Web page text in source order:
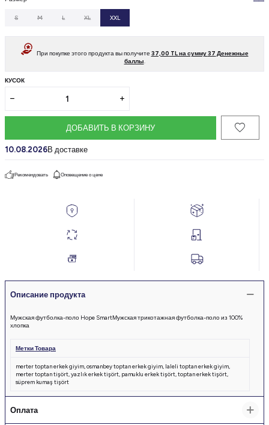
S M L XL XXL
При покупке этого продукта вы получите 37,00 TL на сумму37 Денежные
баллы
КУСОК
ДОБАВИТЬ В КОРЗИНУ
10.08.2026В доставке
Рекомендовать Оповещение о цене
Описание продукта
Мужская футболка-поло Hope SmartМужская трикотажная футболка-поло из 100%
хлопка
Метки Товара
merter toptan erkek giyim osmanbey toptan erkek giyim laleli toptan erkek giyim
merter toptan tişört yazlık erkek tişört pamuklu erkek tişört toptan erkek tişört
süprem kumaş tişört
Оплата